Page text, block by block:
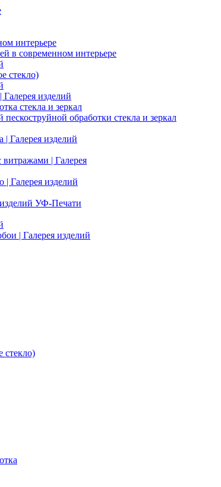
интерьере
в современном интерьере
стекло)
изделий
стекла и зеркал
пескоструйной обработки стекла и зеркал
| Галерея изделий
витражами | Галерея
| Галерея изделий
УФ-Печати
| Галерея изделий
стекло)